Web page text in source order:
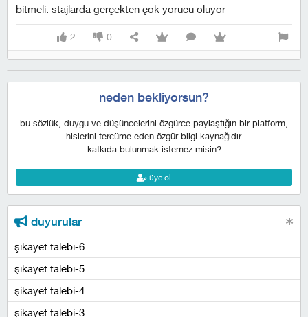
bitmeli. stajlarda gerçekten çok yorucu oluyor
2 0
neden bekliyorsun?
bu sözlük, duygu ve düşüncelerini özgürce paylaştığın bir platform,
hislerini tercüme eden özgür bilgi kaynağıdır.
katkıda bulunmak istemez misin?
üye ol
duyurular
şikayet talebi-6
şikayet talebi-5
şikayet talebi-4
şikayet talebi-3